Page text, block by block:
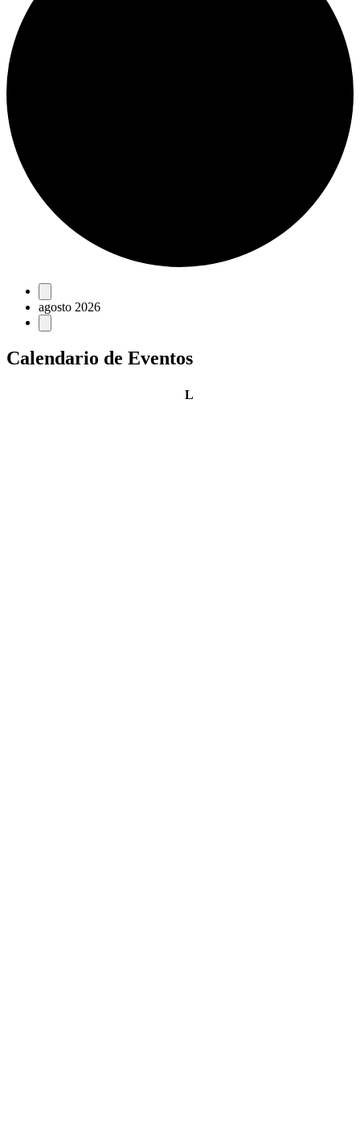
Eventos
agosto 2026
Calendario de Eventos
Llunes